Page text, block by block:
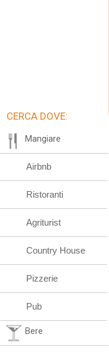
CERCA DOVE:
Mangiare
Airbnb
Ristoranti
Agriturist
Country House
Pizzerie
Pub
Bere